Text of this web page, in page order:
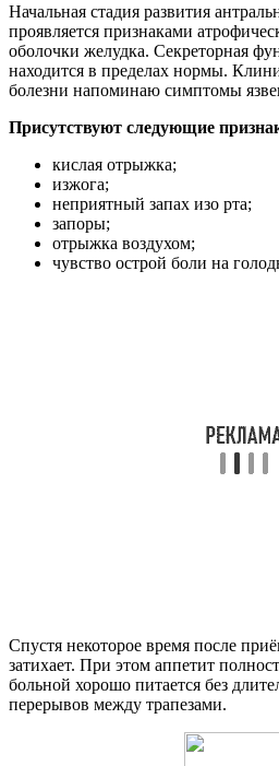
Начальная стадия развития
проявляется признаками
оболочки желудка. Секреторная
находится в пределах нормы.
болезни напоминаю симптомы
Присутствуют следующие
кислая отрыжка;
изжога;
неприятный запах изо рта;
запоры;
отрыжка воздухом;
чувство острой боли на
Спустя некоторое время после
затихает. При этом аппетит
больной хорошо питается без
перерывов между трапезами.